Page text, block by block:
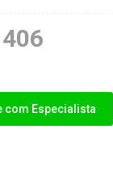
com Especialista